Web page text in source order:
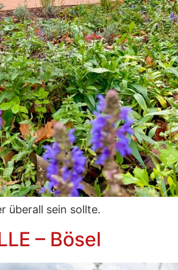
überall sein sollte.
– Bösel